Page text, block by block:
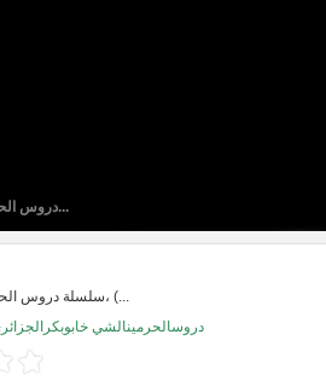
دروس الحرمين:(أوليا...
سلسلة دروس الحرمين الشريفين: منهاج المسلم، (...
دروسالحرمينالشي